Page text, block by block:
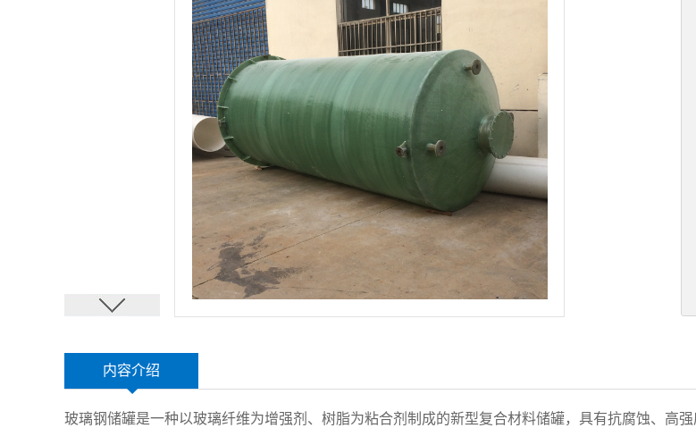
内容介绍
玻璃钢储罐是一种以玻璃纤维为增强剂、树脂为粘合剂制成的新型复合材料储罐，具有抗腐蚀、高